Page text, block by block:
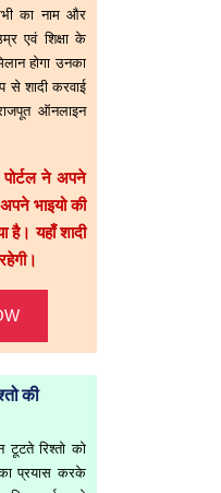
का नाम और
एवं शिक्षा के
होगा उनका
से शादी करवाई
ऑनलाइन
पोर्टल ने अपने
भाइयो की
है। यहाँ शादी
की
रिश्तो को
प्रयास करके